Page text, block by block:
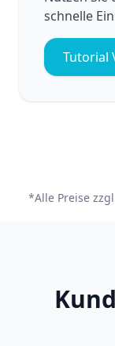
schnelle
Tutorial
*Alle Preise